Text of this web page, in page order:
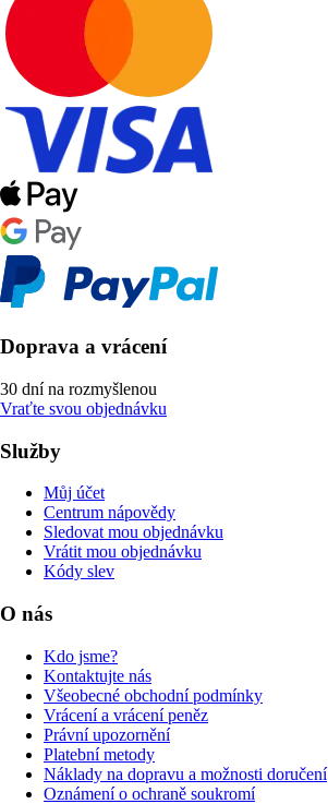
Doprava a vrácení
30 dní na rozmyšlenou
Vraťte svou objednávku
Služby
Můj účet
Centrum nápovědy
Sledovat mou objednávku
Vrátit mou objednávku
Kódy slev
O nás
Kdo jsme?
Kontaktujte nás
Všeobecné obchodní podmínky
Vrácení a vrácení peněz
Právní upozornění
Platební metody
Náklady na dopravu a možnosti doručení
Oznámení o ochraně soukromí